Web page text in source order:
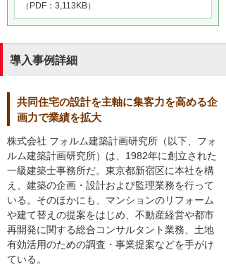
（PDF：3,113KB）
導入事例詳細
共同住宅の設計を主軸に集客力を高める企
画力で業績を拡大
株式会社 フォルム建築計画研究所（以下、フォ
ルム建築計画研究所）は、1982年に創立された
一級建築士事務所だ。東京都新宿区に本社を構
え、建築の企画・設計および監理業務を行って
いる。そのほかにも、マンションのリフォーム
や建て替えの提案をはじめ、不動産経営や都市
再開発に関する総合コンサルタント業務、土地
有効活用のための調査・事業提案などを手がけ
ている。